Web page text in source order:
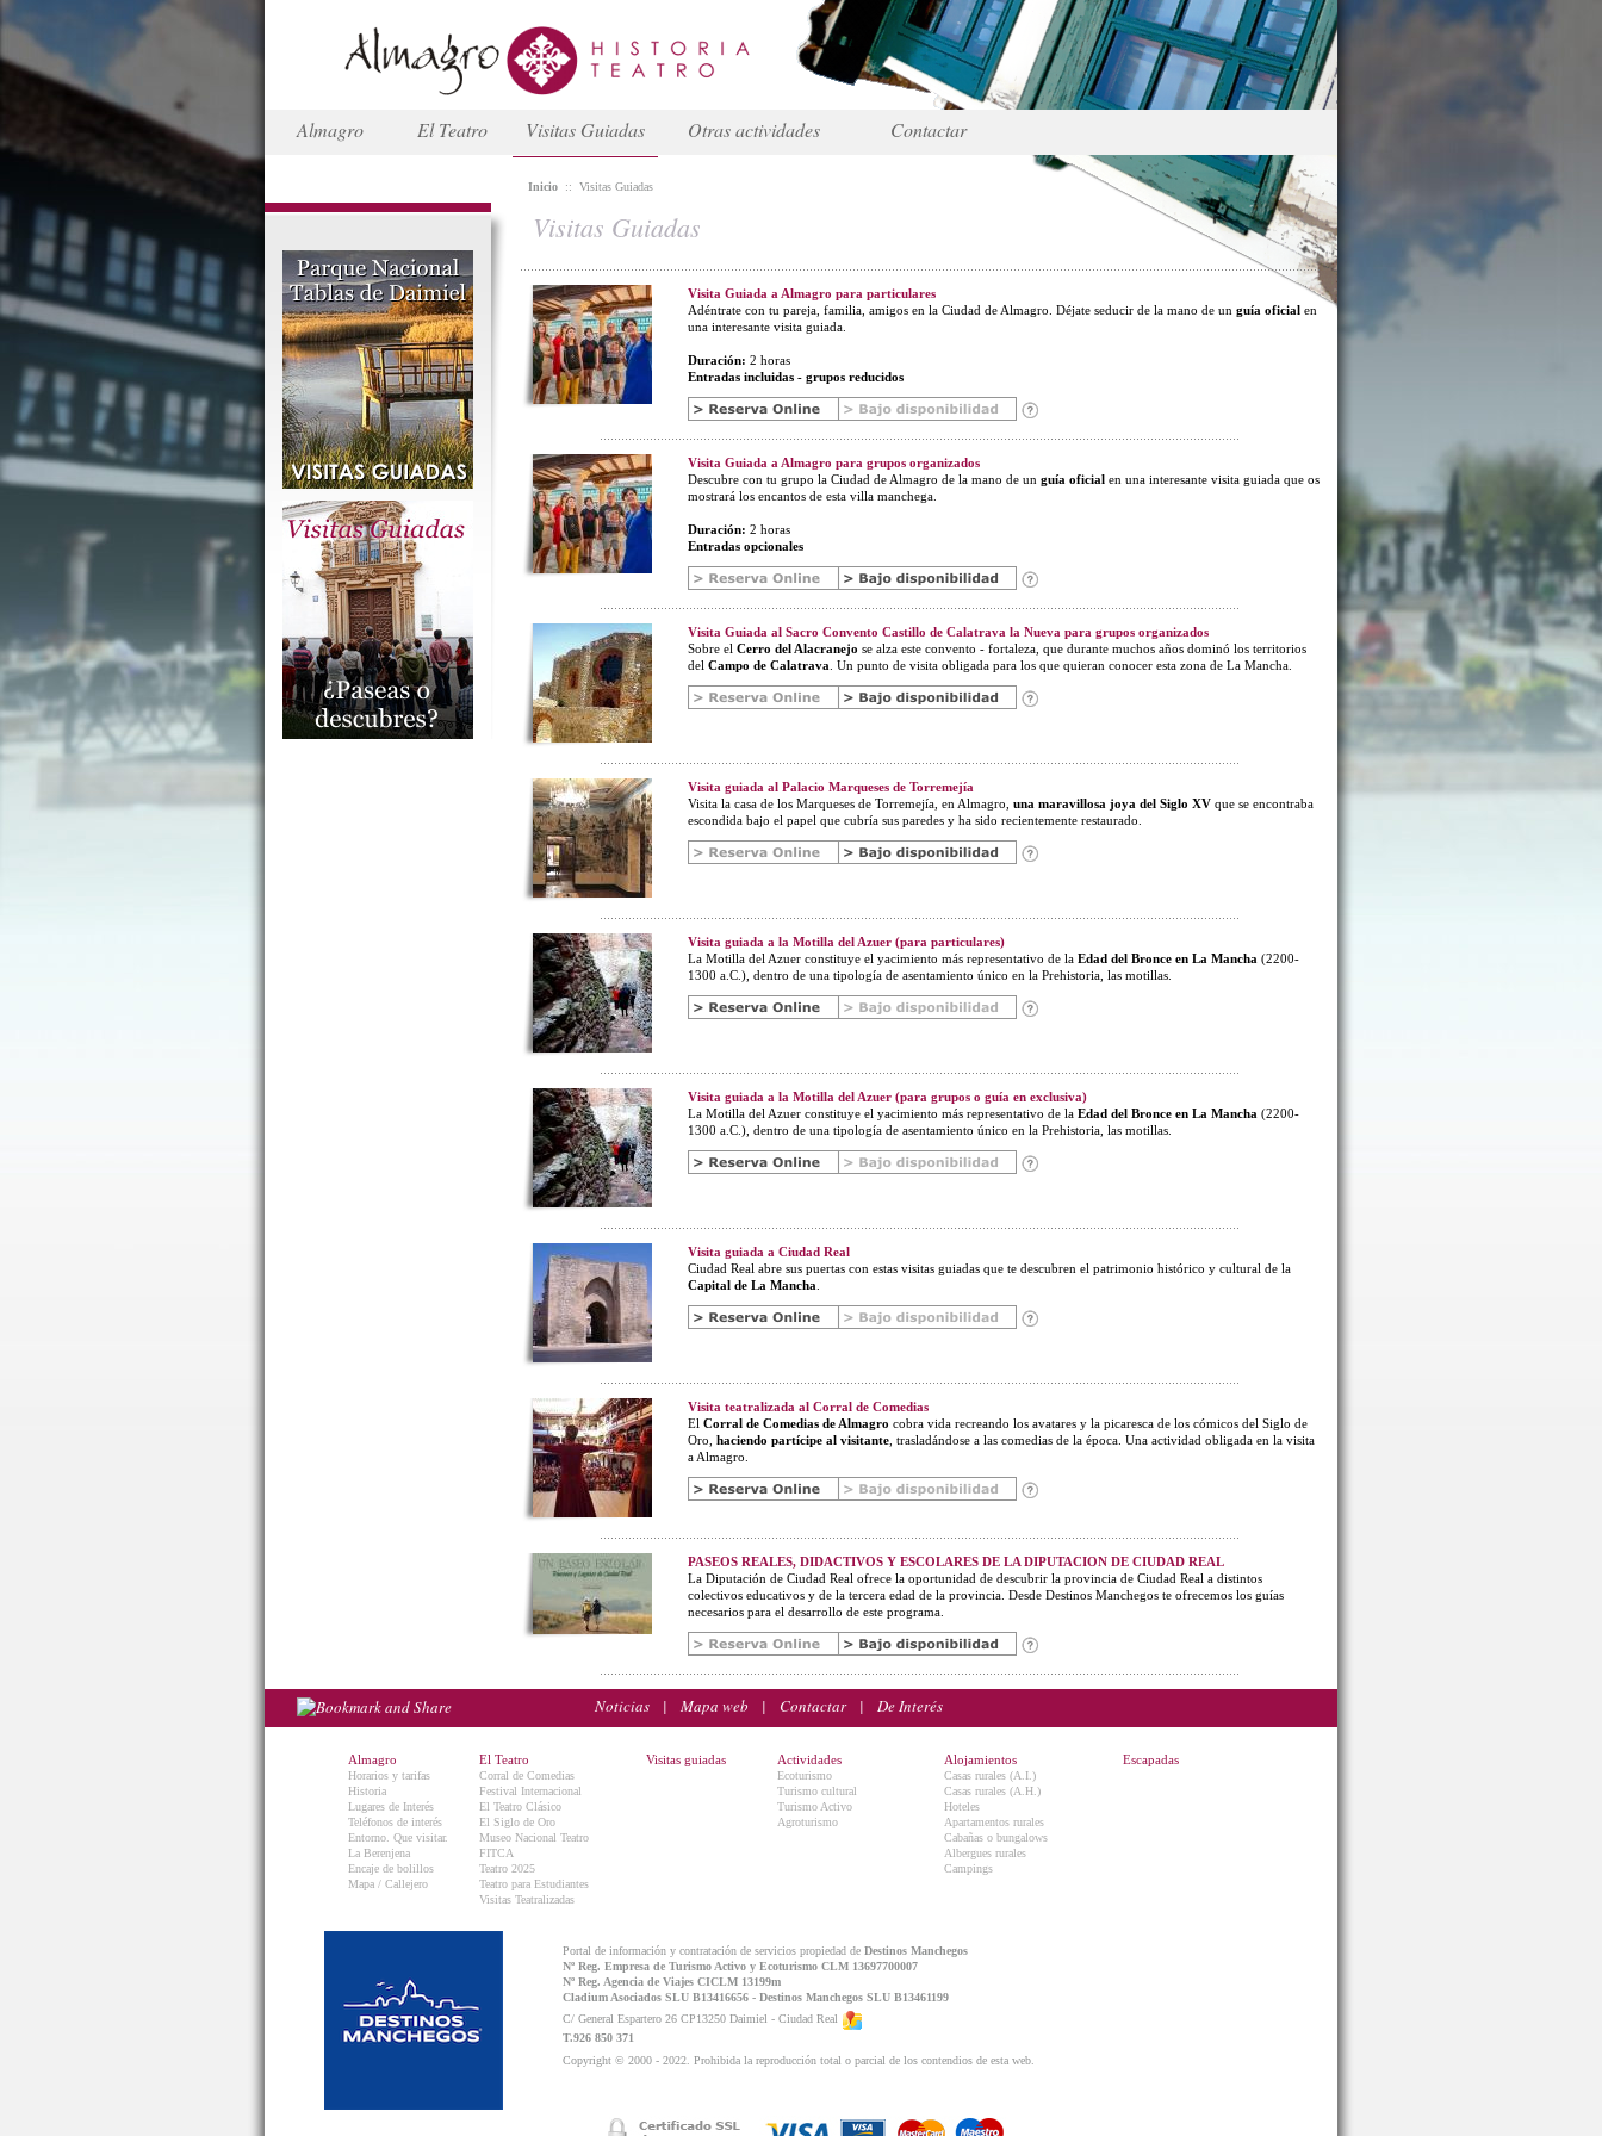
Almagro El Teatro Visitas Guiadas Otras actividades Contactar
Inicio :: Visitas Guiadas
Visitas Guiadas
Visita Guiada a Almagro para particulares
Adéntrate con tu pareja, familia, amigos en la Ciudad de Almagro. Déjate seducir de la mano de un guía oficial en
una interesante visita guiada.
Duración: 2 horas
Entradas incluidas - grupos reducidos
Visita Guiada a Almagro para grupos organizados
Descubre con tu grupo la Ciudad de Almagro de la mano de un guía oficial en una interesante visita guiada que os
mostrará los encantos de esta villa manchega.
Duración: 2 horas
Entradas opcionales
Visita Guiada al Sacro Convento Castillo de Calatrava la Nueva para grupos organizados
Sobre el Cerro del Alacranejo se alza este convento - fortaleza, que durante muchos años dominó los territorios
del Campo de Calatrava . Un punto de visita obligada para los que quieran conocer esta zona de La Mancha.
Visita guiada al Palacio Marqueses de Torremejía
Visita la casa de los Marqueses de Torremejía, en Almagro, una maravillosa joya del Siglo XV que se encontraba
escondida bajo el papel que cubría sus paredes y ha sido recientemente restaurado.
Visita guiada a la Motilla del Azuer (para particulares)
La Motilla del Azuer constituye el yacimiento más representativo de la Edad del Bronce en La Mancha (2200-
1300 a.C.), dentro de una tipología de asentamiento único en la Prehistoria, las motillas.
Visita guiada a la Motilla del Azuer (para grupos o guía en exclusiva)
La Motilla del Azuer constituye el yacimiento más representativo de la Edad del Bronce en La Mancha (2200-
1300 a.C.), dentro de una tipología de asentamiento único en la Prehistoria, las motillas.
Visita guiada a Ciudad Real
Ciudad Real abre sus puertas con estas visitas guiadas que te descubren el patrimonio histórico y cultural de la
Capital de La Mancha
Visita teatralizada al Corral de Comedias
El Corral de Comedias de Almagro cobra vida recreando los avatares y la picaresca de los cómicos del Siglo de
Oro, haciendo partícipe al visitante , trasladándose a las comedias de la época. Una actividad obligada en la visita
a Almagro.
PASEOS REALES, DIDACTIVOS Y ESCOLARES DE LA DIPUTACION DE CIUDAD REAL
La Diputación de Ciudad Real ofrece la oportunidad de descubrir la provincia de Ciudad Real a distintos
colectivos educativos y de la tercera edad de la provincia. Desde Destinos Manchegos te ofrecemos los guías
necesarios para el desarrollo de este programa.
Noticias | Mapa web | Contactar| De Interés
Almagro
Horarios y tarifas
Historia
Lugares de Interés
Teléfonos de interés
Entorno. Que visitar.
La Berenjena
Encaje de bolillos
Mapa / Callejero
El Teatro
Corral de Comedias
Festival Internacional
El Teatro Clásico
El Siglo de Oro
Museo Nacional Teatro
FITCA
Teatro 2025
Teatro para Estudiantes
Visitas Teatralizadas
Visitas guiadas Actividades
Ecoturismo
Turismo cultural
Turismo Activo
Agroturismo
Alojamientos
Casas rurales (A.I.)
Casas rurales (A.H.)
Hoteles
Apartamentos rurales
Cabañas o bungalows
Albergues rurales
Campings
Escapadas
Portal de información y contratación de servicios propiedad de Destinos Manchegos
Nº Reg. Empresa de Turismo Activo y Ecoturismo CLM 13697700007
Nº Reg. Agencia de Viajes CICLM 13199m
Cladium Asociados SLU B13416656 - Destinos Manchegos SLU B13461199
C/ General Espartero 26 CP13250 Daimiel - Ciudad Real
T.926 850 371
Copyright © 2000 - 2022. Prohibida la reproducción total o parcial de los contendios de esta web.